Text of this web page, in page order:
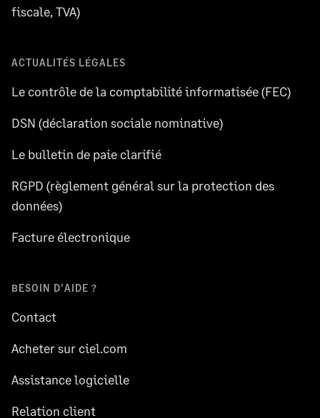
fiscale, TVA)
ACTUALITÉS LÉGALES
Le contrôle de la comptabilité informatisée (FEC)
DSN (déclaration sociale nominative)
Le bulletin de paie clarifié
RGPD (règlement général sur la protection des
données)
Facture électronique
BESOIN D'AIDE ?
Contact
Acheter sur ciel.com
Assistance logicielle
Relation client